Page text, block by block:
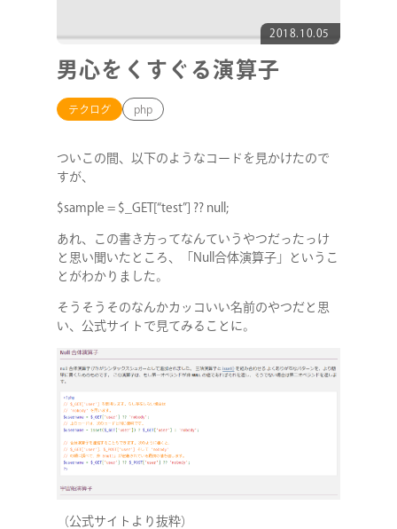
2018.10.05
男心をくすぐる演算子
テクログ php
ついこの間、以下のようなコードを見かけたので
すが、
$sample = $_GET[“test”] ?? null;
あれ、この書き方ってなんていうやつだったっけ
と思い聞いたところ、「Null合体演算子」というこ
とがわかりました。
そうそうそのなんかカッコいい名前のやつだと思
い、公式サイトで見てみることに。
（公式サイトより抜粋）